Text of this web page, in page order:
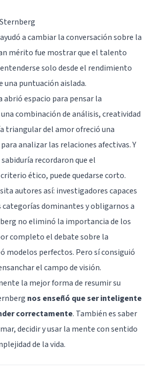
a cambiar la conversación sobre la
mérito fue mostrar que el talento
solo desde el rendimiento
una puntuación aislada.
espacio para pensar la
combinación de análisis, creatividad
triangular del amor ofreció una
analizar las relaciones afectivas. Y
recordaron que el
ético, puede quedarse corto.
autores así: investigadores capaces
categorías dominantes y obligarnos a
no eliminó la importancia de los
completo el debate sobre la
modelos perfectos. Pero sí consiguió
el campo de visión.
la mejor forma de resumir su
nos enseñó que ser inteligente
correctamente. También es saber
decidir y usar la mente con sentido
de la vida.